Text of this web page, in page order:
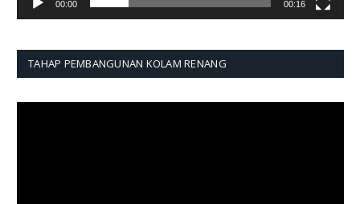
00:00 00:16
TAHAP PEMBANGUNAN KOLAM RENANG